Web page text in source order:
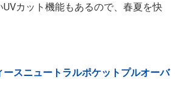
カット機能もあるので、春夏を快
スニュートラルポケットプルオーバ